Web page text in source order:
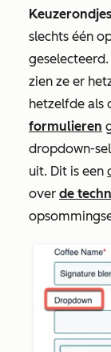
slechts één
geselecteerd.
zien ze er
hetzelfde als
formulieren
dropdown-
uit. Dit is een
over de